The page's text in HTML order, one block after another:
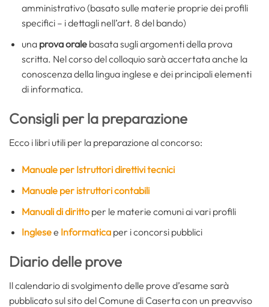
amministrativo (basato sulle materie proprie dei profili
specifici – i dettagli nell’art. 8 del bando)
una prova oralebasata sugli argomenti della prova
scritta. Nel corso del colloquio sarà accertata anche la
conoscenza della lingua inglese e dei principali elementi
di informatica.
Consigli per la preparazione
Ecco i libri utili per la preparazione al concorso:
Manuale per Istruttori direttivi tecnici
Manuale per istruttori contabili
Manuali di dirittoper le materie comuni ai vari profili
Inglesee Informaticaper i concorsi pubblici
Diario delle prove
Il calendario di svolgimento delle prove d’esame sarà
pubblicato sul sito del Comune di Caserta con un preavviso